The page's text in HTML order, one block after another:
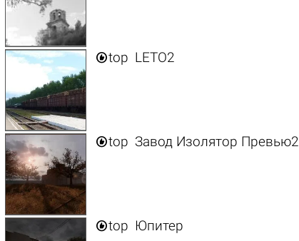
top LETO2
top Завод Изолятор Превью2
top Юпитер